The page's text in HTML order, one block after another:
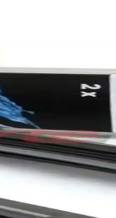
2017 Ön
Bosch
Takımı
2024 modelleri
dayanıklı